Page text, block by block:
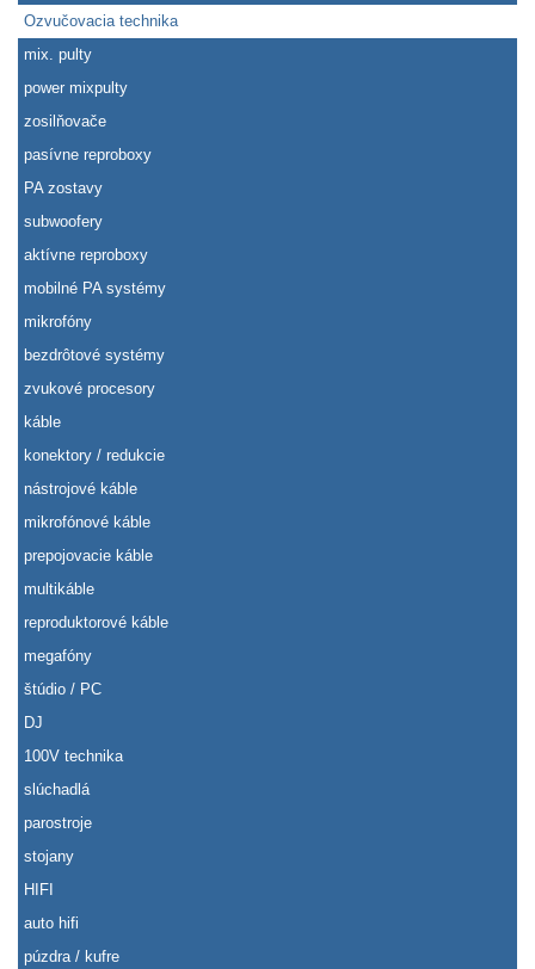
Ozvučovacia technika
mix. pulty
power mixpulty
zosilňovače
pasívne reproboxy
PA zostavy
subwoofery
aktívne reproboxy
mobilné PA systémy
mikrofóny
bezdrôtové systémy
zvukové procesory
káble
konektory / redukcie
nástrojové káble
mikrofónové káble
prepojovacie káble
multikáble
reproduktorové káble
megafóny
štúdio / PC
DJ
100V technika
slúchadlá
parostroje
stojany
HIFI
auto hifi
púzdra / kufre